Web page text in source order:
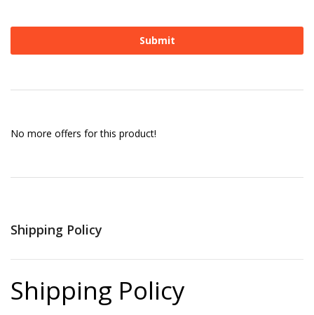
No more offers for this product!
Shipping Policy
Shipping Policy